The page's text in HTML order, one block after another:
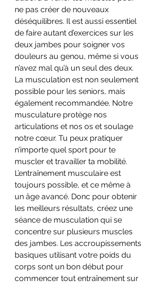
ne pas créer de nouveaux
déséquilibres. Il est aussi essentiel
de faire autant d’exercices sur les
deux jambes pour soigner vos
douleurs au genou, même si vous
n’avez mal qu’à un seul des deux.
La musculation est non seulement
possible pour les seniors, mais
également recommandée. Notre
musculature protège nos
articulations et nos os et soulage
notre cœur. Tu peux pratiquer
n’importe quel sport pour te
muscler et travailler ta mobilité.
L’entraînement musculaire est
toujours possible, et ce même à
un âge avancé. Donc pour obtenir
les meilleurs résultats, créez une
séance de musculation qui se
concentre sur plusieurs muscles
des jambes. Les accroupissements
basiques utilisant votre poids du
corps sont un bon début pour
commencer tout entraînement sur